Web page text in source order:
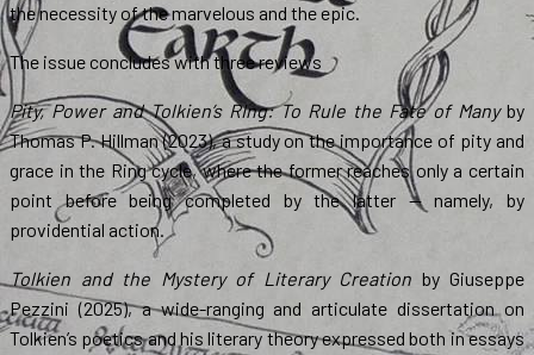
the necessity of the marvelous and the epic.
The issue concludes with three reviews
Pity, Power and Tolkien’s RIng: To Rule the Fate of Manyby
Thomas P. Hillman (2023), a study on the importance of pity and
grace in the Ring cycle, where the former reaches only a certain
point before being completed by the latter — namely, by
providential action.
Tolkien and the Mystery of Literary Creation by Giuseppe
Pezzini (2025), a wide-ranging and articulate dissertation on
Tolkien’s poetics and his literary theory expressed both in essays